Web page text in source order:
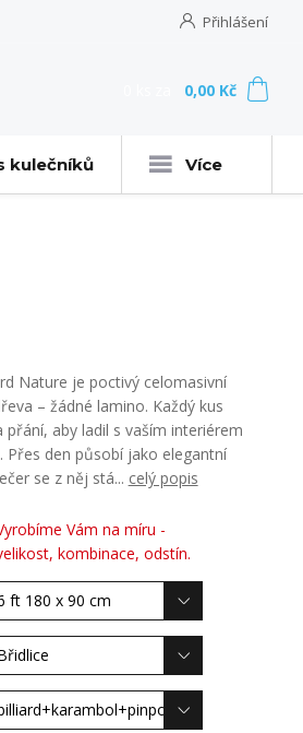
Přihlášení
0,00 Kč
kulečníků Více
Nature je poctivý celomasivní
– žádné lamino. Každý kus
aby ladil s vaším interiérem
Přes den působí jako elegantní
se z něj stá... celý popis
Vám na míru -
kombinace, odstín.